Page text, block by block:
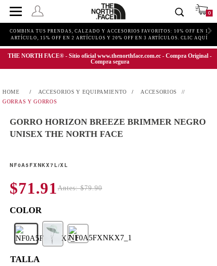
0
COMBINA TUS PRENDAS, CALZADO Y ACCESORIOS FAVORITOS: 10% OFF EN 1
ARTÍCULO, 15% OFF EN 2 ARTÍCULOS Y 20% OFF EN 3 ARTÍCULOS. CLIC AQUÍ
THE NORTH FACE® - Sitio oficial www.thenorthface.com.ec - Compra Original -
Compra segura
ACCESORIOS Y EQUIPAMIENTO
ACCESORIOS
GORRAS Y GORROS
GORRO HORIZON BREEZE BRIMMER NEGRO
UNISEX THE NORTH FACE
NF0A5FXNKX7L/XL
$71.91 Antes: $79.90
TALLA